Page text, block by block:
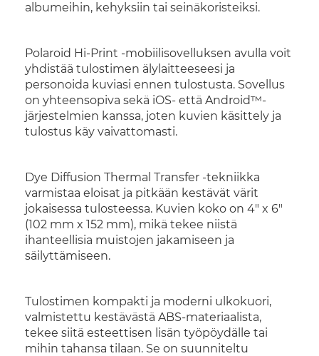
albumeihin, kehyksiin tai seinäkoristeiksi.
Polaroid Hi-Print -mobiilisovelluksen avulla voit
yhdistää tulostimen älylaitteeseesi ja
personoida kuviasi ennen tulostusta. Sovellus
on yhteensopiva sekä iOS- että Android™-
järjestelmien kanssa, joten kuvien käsittely ja
tulostus käy vaivattomasti.
Dye Diffusion Thermal Transfer -tekniikka
varmistaa eloisat ja pitkään kestävät värit
jokaisessa tulosteessa. Kuvien koko on 4" x 6"
(102 mm x 152 mm), mikä tekee niistä
ihanteellisia muistojen jakamiseen ja
säilyttämiseen.
Tulostimen kompakti ja moderni ulkokuori,
valmistettu kestävästä ABS-materiaalista,
tekee siitä esteettisen lisän työpöydälle tai
mihin tahansa tilaan. Se on suunniteltu